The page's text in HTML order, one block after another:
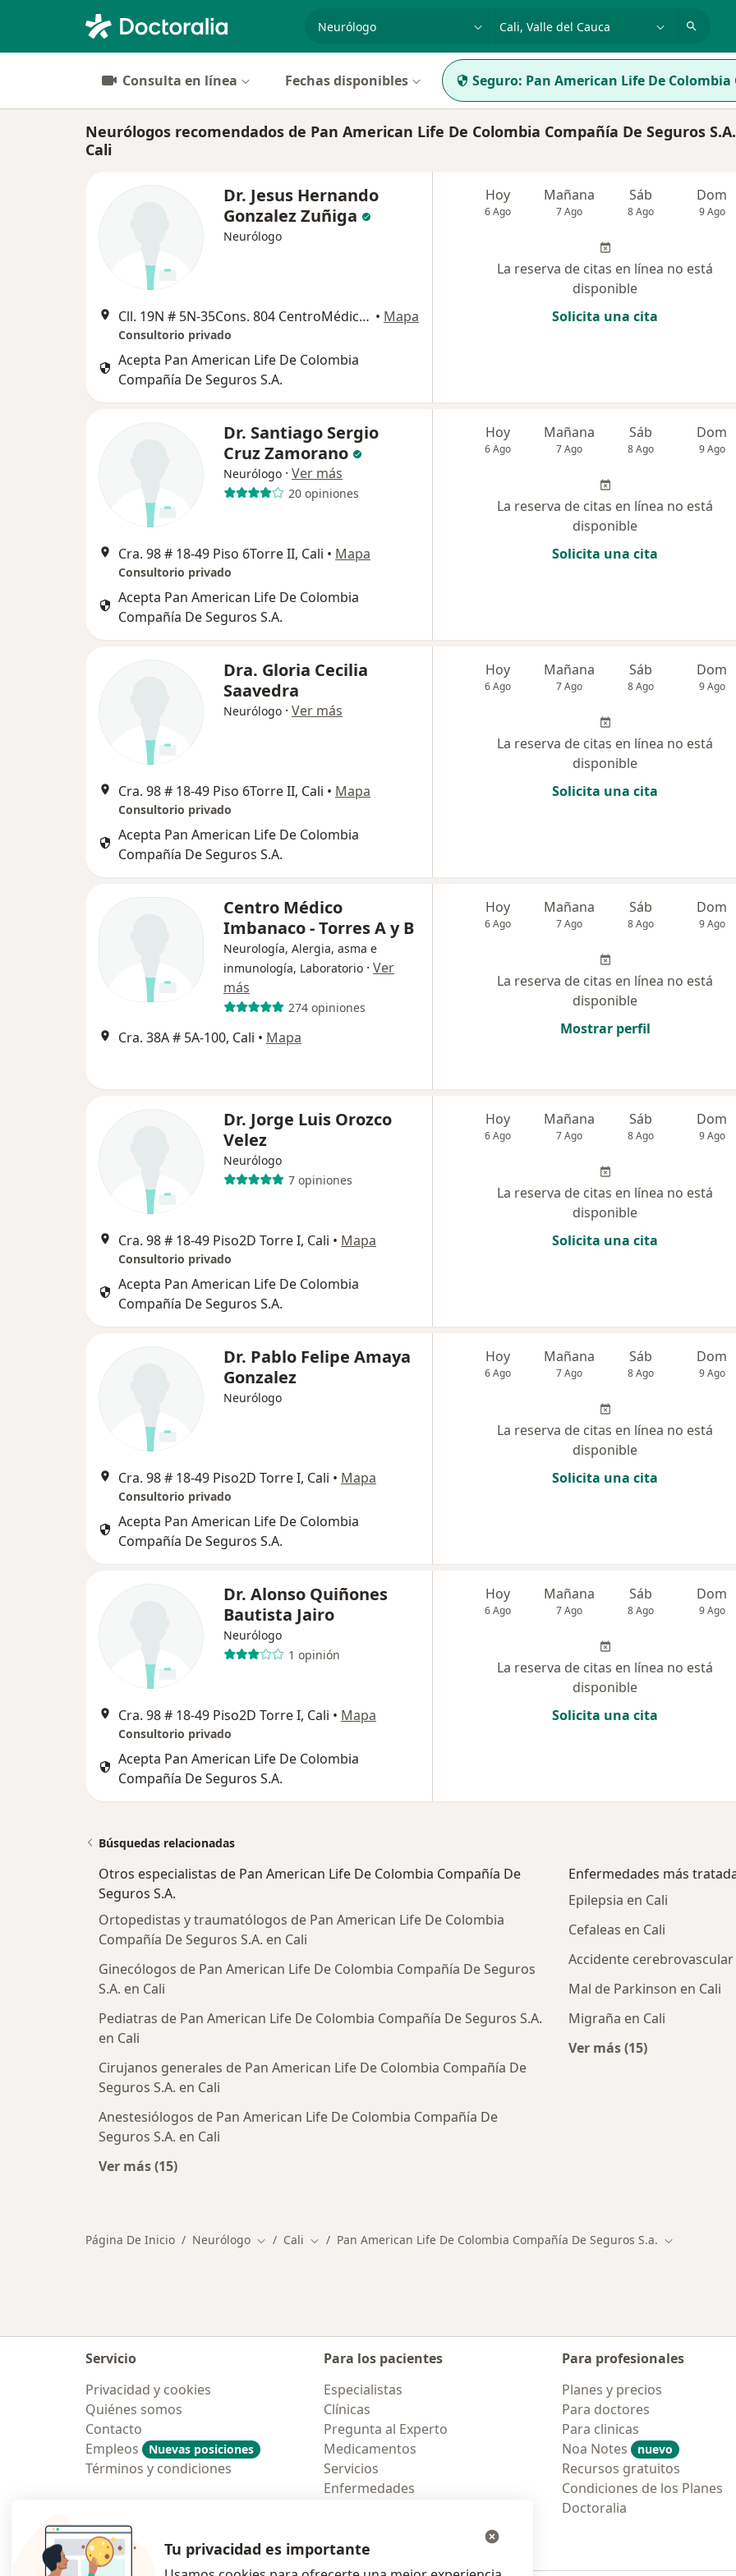
especialidad, enfermedad o nombre
Consulta en línea Fechas disponibles Seguro: Pan American Life De Colombia
Neurólogos recomendados de Pan American Life De Colombia Compañía De Seguros
Cali
Dr. Jesus Hernando
Gonzalez Zuñiga
Neurólogo
Cll. 19N # 5N-35Cons. 804 CentroMédico de Cali, Cali • Mapa
Consultorio privado
Acepta Pan American Life De Colombia
Compañía De Seguros S.A.
Hoy
6 Ago
Mañana
7 Ago
Sáb
8 Ago
Dom
9 Ago
La reserva de citas en línea no está
disponible
Solicita una cita
Dr. Santiago Sergio
Cruz Zamorano
Neurólogo · Ver más
20 opiniones
Cra. 98 # 18-49 Piso 6Torre II, Cali • Mapa
Consultorio privado
Acepta Pan American Life De Colombia
Compañía De Seguros S.A.
Hoy
6 Ago
Mañana
7 Ago
Sáb
8 Ago
Dom
9 Ago
La reserva de citas en línea no está
disponible
Solicita una cita
Dra. Gloria Cecilia
Saavedra
Neurólogo · Ver más
Cra. 98 # 18-49 Piso 6Torre II, Cali • Mapa
Consultorio privado
Acepta Pan American Life De Colombia
Compañía De Seguros S.A.
Hoy
6 Ago
Mañana
7 Ago
Sáb
8 Ago
Dom
9 Ago
La reserva de citas en línea no está
disponible
Solicita una cita
Centro Médico
Imbanaco - Torres A y B
Neurología, Alergia, asma e
inmunología, Laboratorio · Ver
más
274 opiniones
Cra. 38A # 5A-100, Cali • Mapa
Hoy
6 Ago
Mañana
7 Ago
Sáb
8 Ago
Dom
9 Ago
La reserva de citas en línea no está
disponible
Mostrar perfil
Dr. Jorge Luis Orozco
Velez
Neurólogo
7 opiniones
Cra. 98 # 18-49 Piso2D Torre I, Cali • Mapa
Consultorio privado
Acepta Pan American Life De Colombia
Compañía De Seguros S.A.
Hoy
6 Ago
Mañana
7 Ago
Sáb
8 Ago
Dom
9 Ago
La reserva de citas en línea no está
disponible
Solicita una cita
Dr. Pablo Felipe Amaya
Gonzalez
Neurólogo
Cra. 98 # 18-49 Piso2D Torre I, Cali • Mapa
Consultorio privado
Acepta Pan American Life De Colombia
Compañía De Seguros S.A.
Hoy
6 Ago
Mañana
7 Ago
Sáb
8 Ago
Dom
9 Ago
La reserva de citas en línea no está
disponible
Solicita una cita
Dr. Alonso Quiñones
Bautista Jairo
Neurólogo
1 opinión
Cra. 98 # 18-49 Piso2D Torre I, Cali • Mapa
Consultorio privado
Acepta Pan American Life De Colombia
Compañía De Seguros S.A.
Hoy
6 Ago
Mañana
7 Ago
Sáb
8 Ago
Dom
9 Ago
La reserva de citas en línea no está
disponible
Solicita una cita
Búsquedas relacionadas
Otros especialistas de Pan American Life De Colombia Compañía De
Seguros S.A.
Ortopedistas y traumatólogos de Pan American Life De Colombia
Compañía De Seguros S.A. en Cali
Ginecólogos de Pan American Life De Colombia Compañía De Seguros
S.A. en Cali
Pediatras de Pan American Life De Colombia Compañía De Seguros S.A.
en Cali
Cirujanos generales de Pan American Life De Colombia Compañía De
Seguros S.A. en Cali
Anestesiólogos de Pan American Life De Colombia Compañía De
Seguros S.A. en Cali
Ver más (15)
Enfermedades más
Epilepsia en Cali
Cefaleas en Cali
Accidente cerebrovascular
Mal de Parkinson en Cali
Migraña en Cali
Ver más (15)
Página De Inicio Neurólogo Cambiar de ciudad
Cali Cambiar de ciudad
Pan American Life De Colombia Compañía De Seguros S.a. Cambiar de
Servicio
Privacidad y cookies
Quiénes somos
Contacto
Empleos
Nuevas posiciones
Términos y condiciones
Para los pacientes
Especialistas
Clínicas
Pregunta al Experto
Medicamentos
Servicios
Enfermedades
Para profesionales
Planes y precios
Para doctores
Para clinicas
Noa Notes
nuevo
Recursos gratuitos
Condiciones de los Planes
Doctoralia
Tu privacidad es importante